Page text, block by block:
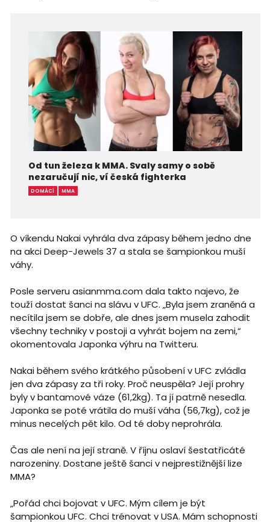
Od tun železa k MMA. Svaly samy o sobě
nezaručují nic, ví česká fighterka
DOMÁCÍ MMA
O víkendu Nakai vyhrála dva zápasy během jedno dne
na akci Deep-Jewels 37 a stala se šampionkou muší
váhy.
Posle serveru asianmma.com dala takto najevo, že
touží dostat šanci na slávu v UFC. „Byla jsem zraněná a
necítila jsem se dobře, ale dnes jsem musela zahodit
všechny techniky v postoji a vyhrát bojem na zemi,“
okomentovala Japonka výhru na Twitteru.
Nakai během svého krátkého působení v UFC zvládla
jen dva zápasy za tři roky. Proč neuspěla? Její prohry
byly v bantamové váze (61,2kg). Ta jí patrně nesedla.
Japonka se poté vrátila do muší váha (56,7kg), což je
minus necelých pět kilo. Od té doby neprohrála.
Čas ale není na její straně. V říjnu oslaví šestatřicáté
narozeniny. Dostane ještě šanci v nejprestižnější lize
MMA?
„Pořád chci bojovat v UFC. Mým cílem je být
šampionkou UFC. Chci trénovat v USA. Mám schopnosti